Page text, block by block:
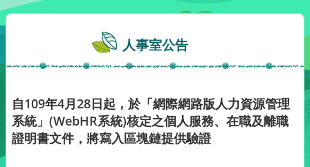
人事室公告
自109年4月28日起，於「網際網路版人力資源管理
系統」(WebHR系統)核定之個人服務、在職及離職
證明書文件，將寫入區塊鏈提供驗證